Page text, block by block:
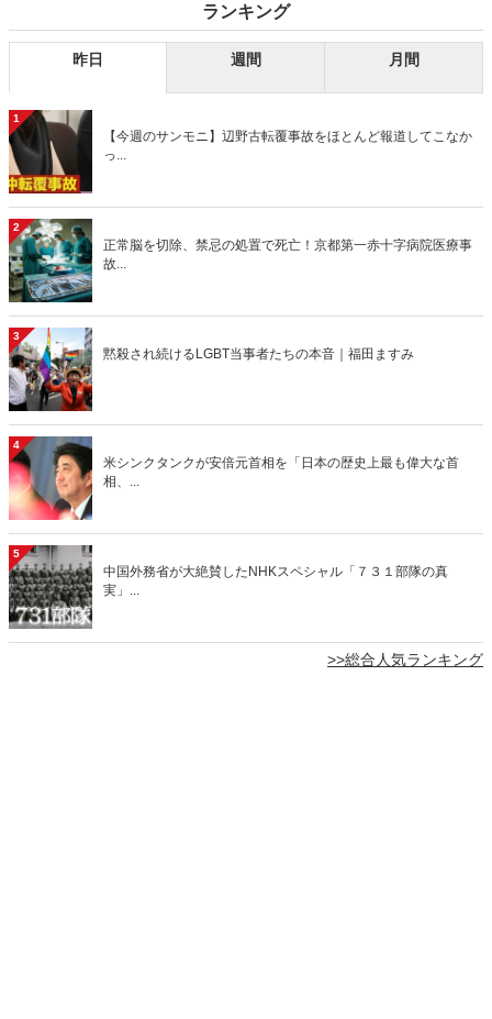
ランキング
昨日 週間 月間
1
【今週のサンモニ】辺野古転覆事故をほとんど報道してこなか
っ...
2
正常脳を切除、禁忌の処置で死亡！京都第一赤十字病院医療事
故...
3
黙殺され続けるLGBT当事者たちの本音｜福田ますみ
4
米シンクタンクが安倍元首相を「日本の歴史上最も偉大な首
相、...
5
中国外務省が大絶賛したNHKスペシャル「７３１部隊の真
実」...
>>総合人気ランキング